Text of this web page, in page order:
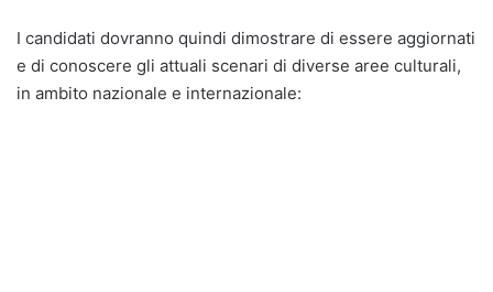
I candidati dovranno quindi dimostrare di essere aggiornati
e di conoscere gli attuali scenari di diverse aree culturali,
in ambito nazionale e internazionale: